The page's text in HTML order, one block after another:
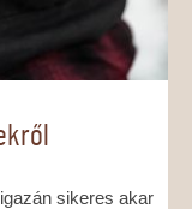
sikeres akar